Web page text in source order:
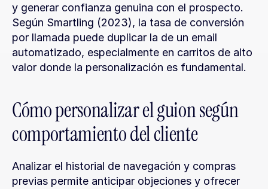
y generar confianza genuina con el prospecto.
Según Smartling (2023), la tasa de conversión
por llamada puede duplicar la de un email
automatizado, especialmente en carritos de alto
valor donde la personalización es fundamental.
Cómo personalizar el guion según
comportamiento del cliente
Analizar el historial de navegación y compras
previas permite anticipar objeciones y ofrecer